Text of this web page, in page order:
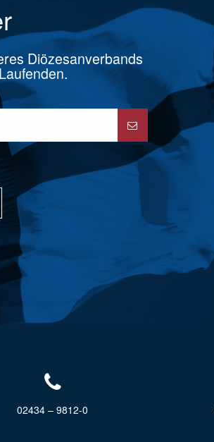
Diözesanverbands
02434 – 9812-0